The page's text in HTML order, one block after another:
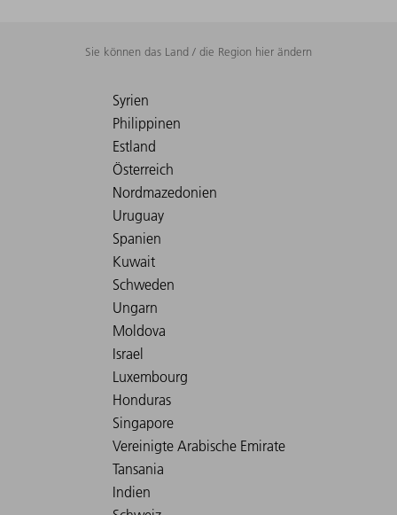
Sie können das Land / die Region hier ändern